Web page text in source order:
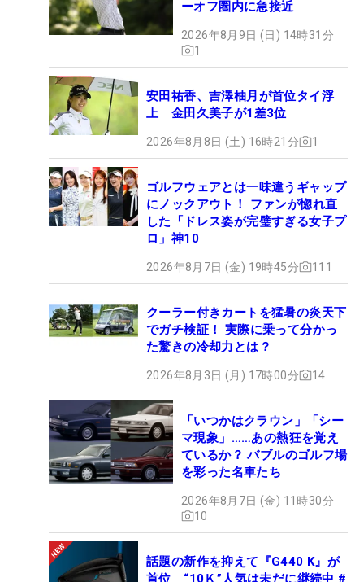
ーオフ圏内に急接近
2026年8月9日 (日) 14時31分
1
安田祐香、吉澤柚月が首位タイ浮
上 金田久美子が1差3位
2026年8月8日 (土) 16時21分 1
ゴルフウェアとは一味違うギャップ
にノックアウト！ ファンが惚れ直
した「ドレス姿が完璧すぎる女子プ
ロ」神10
2026年8月7日 (金) 19時45分 111
クーラー付きカートを猛暑の炎天下
でガチ検証！ 実際に乗って分かっ
た驚きの冷却力とは？
2026年8月3日 (月) 17時00分 14
「いつかはクラウン」「シー
マ現象」……あの熱狂を覚え
ているか？ バブルのゴルフ場
を彩った名車たち
2026年8月7日 (金) 11時30分
10
話題の新作を抑えて『G440 K』が
首位 “10Ｋ”人気は未だに継続中 #